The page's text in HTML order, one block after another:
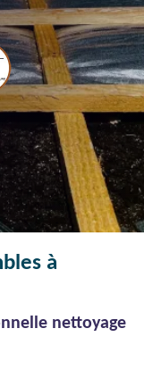
à
nettoyage